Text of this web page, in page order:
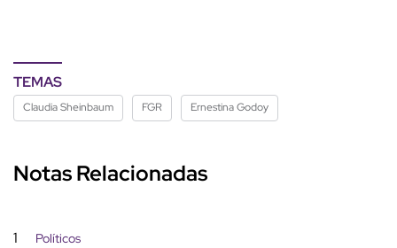
TEMAS
Claudia Sheinbaum FGR Ernestina Godoy
Notas Relacionadas
1 Políticos